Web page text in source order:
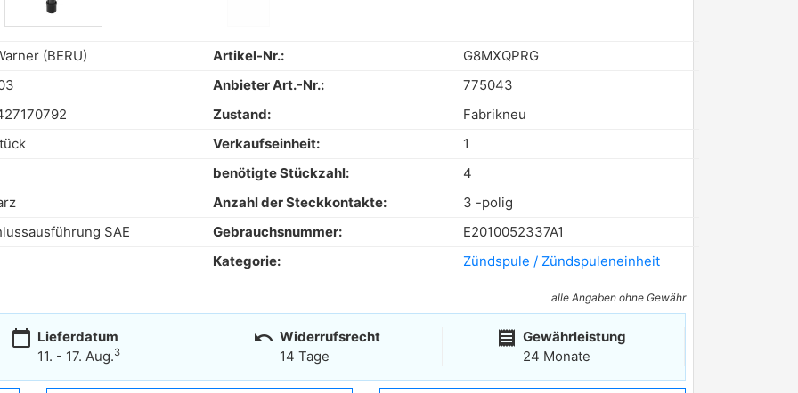
(BERU) Artikel-Nr.:
G8MXQPRG
Anbieter Art.-Nr.:
775043
Zustand:
Fabrikneu
Verkaufseinheit:
1
benötigte Stückzahl:
4
Anzahl der Steckkontakte:
3 -polig
SAE Gebrauchsnummer:
E2010052337A1
Kategorie: Zündspule / Zündspuleneinheit
alle Angaben ohne Gewähr
calendar_today Lieferdatum
11. - 17. Aug.3
undo Widerrufsrecht
14 Tage
receipt Gewährleistung
24 Monate